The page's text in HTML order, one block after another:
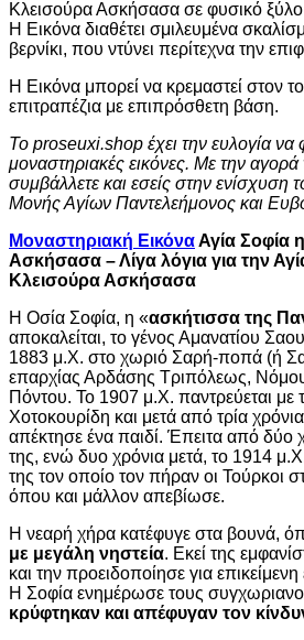
Κλεισούρα Ασκήσασα σε φυσικό ξύλο
Η Εικόνα διαθέτει σμιλευμένα
βερνίκι, που ντύνει περίτεχνα την
Η Εικόνα μπορεί να κρεμαστεί στον
επιτραπέζια με επιπρόσθετη βάση.
Το proseuxi.shop έχει την ευλογία να
μοναστηριακές εικόνες. Με την αγορά
συμβάλλετε και εσείς στην ενίσχυση
Μονής Αγίων Παντελεήμονος και
Μοναστηριακή ΕικόναΑγία Σοφία
Ασκήσασα – Λίγα λόγια για την
Κλεισούρα Ασκήσασα
Η Οσία Σοφία, η «ασκήτισσα της
αποκαλείται, το γένος Αμανατίου
1883 μ.Χ. στο χωριό Σαρή-ποπά (ή
επαρχίας Αρδάσης Τριπόλεως,
Πόντου. Το 1907 μ.Χ. παντρεύεται με
Χοτοκουρίδη και μετά από τρία
απέκτησε ένα παιδί. Έπειτα από δύο
της, ενώ δυο χρόνια μετά, το 1914
της τον οποίο τον πήραν οι Τούρκοι
όπου και μάλλον απεβίωσε.
Η νεαρή χήρα κατέφυγε στα βουνά,
με μεγάλη νηστεία. Εκεί της
και την προειδοποίησε για
Η Σοφία ενημέρωσε τους
κρύφτηκαν και απέφυγαν τον